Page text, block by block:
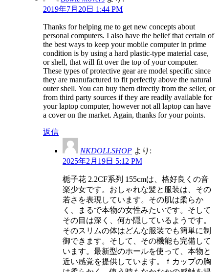
2019年7月20日 1:44 PM
Thanks for helping me to get new concepts about
personal computers. I also have the belief that certain of
the best ways to keep your mobile computer in prime
condition is by using a hard plastic-type material case,
or shell, that will fit over the top of your computer.
These types of protective gear are model specific since
they are manufactured to fit perfectly above the natural
outer shell. You can buy them directly from the seller, or
from third party sources if they are readily available for
your laptop computer, however not all laptop can have
a cover on the market. Again, thanks for your points.
返信
NKDOLLSHOP より:
2025年2月19日 5:12 PM
栀子花 2.2CF系列 155cmは、格好良くの音
楽少女です。おしゃれな髪と服装は、その
若さを表現しています。その肌は柔らか
く、まるで本物の女性みたいです。そして
その目は深く、何か隠しているようです。
そのスリムの体はどんな服装でも簡単に制
御できます。そして、その機能も完備して
います。最新型のホールを使って、本物と
近い感覚を提供しています。ｆカップの胸